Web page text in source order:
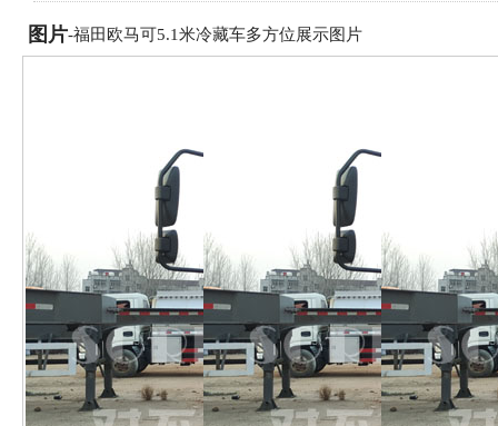
图片-福田欧马可5.1米冷藏车多方位展示图片